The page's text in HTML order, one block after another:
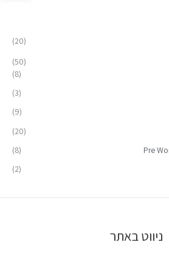
(20)
(50)
(8)
(3)
(9)
(20)
(8)
(2)
ניווט באתר